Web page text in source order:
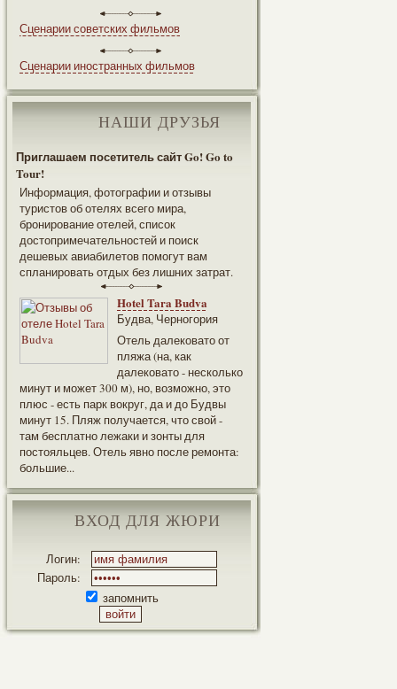
Сценарии советских фильмов
Сценарии иностранных фильмов
НАШИ ДРУЗЬЯ
Приглашаем посетитель сайт Go! Go to
Tour!
Информация, фотографии и отзывы
туристов об отелях всего мира,
бронирование отелей, список
достопримечательностей и поиск
дешевых авиабилетов помогут вам
спланировать отдых без лишних затрат.
Hotel Tara Budva
Будва, Черногория
Отель далековато от
пляжа (на, как
далековато - несколько
минут и может 300 м), но, возможно, это
плюс - есть парк вокруг, да и до Будвы
минут 15. Пляж получается, что свой -
там бесплатно лежаки и зонты для
постояльцев. Отель явно после ремонта:
большие...
ВХОД ДЛЯ ЖЮРИ
Логин:
Пароль:
запомнить